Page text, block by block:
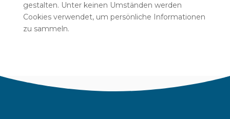
gestalten. Unter keinen Umständen werden
Cookies verwendet, um persönliche Informationen
zu sammeln.